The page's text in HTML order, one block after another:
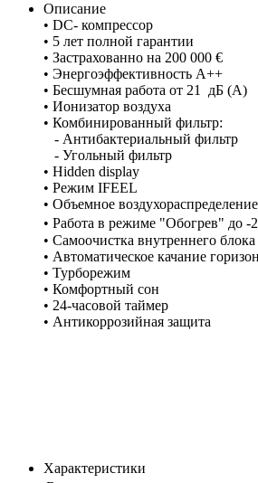
Описание
• DC- компрессор
• 5 лет полной гарантии
• Застрахованно на 200 000 €
• Энергоэффективность А++
• Бесшумная работа от 21 дБ (А)
• Ионизатор воздуха
• Комбинированный фильтр:
- Антибактериальный фильтр
- Угольный фильтр
• Hidden display
• Режим IFEEL
• Объемное воздухораспределение
• Работа в режиме "Обогрев" до
• Самоочистка внутреннего блока
• Автоматическое качание
• Турборежим
• Комфортный сон
• 24-часовой таймер
• Антикоррозийная защита
Характеристики